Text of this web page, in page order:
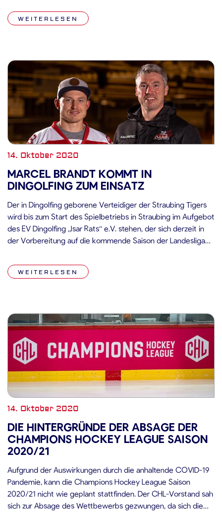
Wall mit einer Fläche von 11m² und einem leicht veränderten
Standort auf dem Stadionvorplatz […]
WEITERLESEN
14. Oktober 2020
MARCEL BRANDT KOMMT IN
DINGOLFING ZUM EINSATZ
Der in Dingolfing geborene Verteidiger der Straubing Tigers
wird bis zum Start des Spielbetriebs in Straubing im Aufgebot
des EV Dingolfing „Isar Rats“ e.V. stehen, der sich derzeit in
der Vorbereitung auf die kommende Saison der Landesliga
Leiter der Straubing Tigers, Jason Dunham, und Jürgen Ohr, 1.
Vorstand […]
WEITERLESEN
14. Oktober 2020
DIE HINTERGRÜNDE DER ABSAGE DER
CHAMPIONS HOCKEY LEAGUE SAISON
2020/21
Aufgrund der Auswirkungen durch die anhaltende COVID-19
Pandemie, kann die Champions Hockey League Saison
2020/21 nicht wie geplant stattfinden. Der CHL-Vorstand sah
sich zur Absage des Wettbewerbs gezwungen, da sich die